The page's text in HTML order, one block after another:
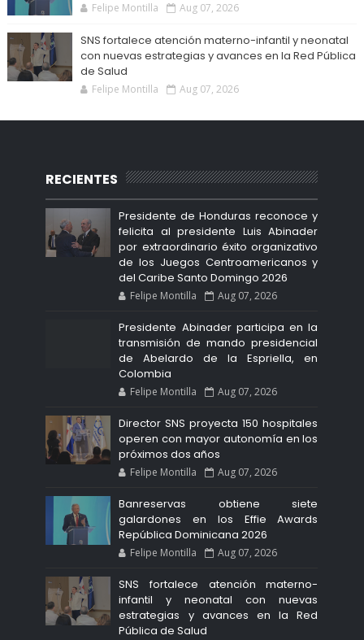
Felipe Montilla Aug 07, 2026
SNS fortalece atención materno-infantil y neonatal
con nuevas estrategias y avances en la Red Pública
de Salud
Felipe Montilla Aug 07, 2026
RECIENTES
Presidente de Honduras reconoce y
felicita al presidente Luis Abinader
por extraordinario éxito organizativo
de los Juegos Centroamericanos y
del Caribe Santo Domingo 2026
Felipe Montilla Aug 07, 2026
Presidente Abinader participa en la
transmisión de mando presidencial
de Abelardo de la Espriella, en
Colombia
Felipe Montilla Aug 07, 2026
Director SNS proyecta 150 hospitales
operen con mayor autonomía en los
próximos dos años
Felipe Montilla Aug 07, 2026
Banreservas obtiene siete
galardones en los Effie Awards
República Dominicana 2026
Felipe Montilla Aug 07, 2026
SNS fortalece atención materno-
infantil y neonatal con nuevas
estrategias y avances en la Red
Pública de Salud